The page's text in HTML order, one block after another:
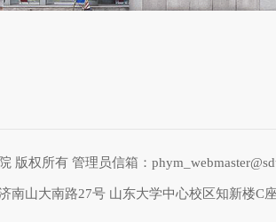
版权所有 管理员信箱：
南山大南路27号 山东大学中心校区知新楼C